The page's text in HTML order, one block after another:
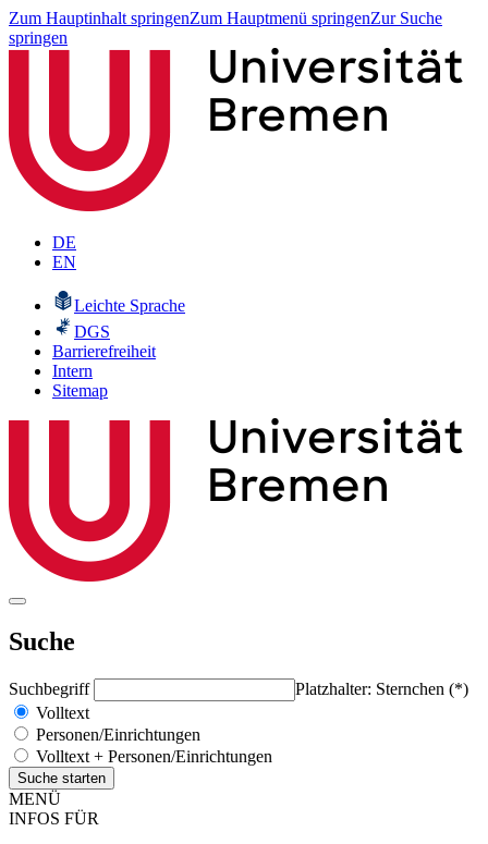
Zum Hauptinhalt springenZum Hauptmenü springenZur Suche
springen
DE
EN
Leichte Sprache
DGS
Barrierefreiheit
Intern
Sitemap
Suche
Suchbegriff
Platzhalter: Sternchen (*)
Volltext
Personen/Einrichtungen
Volltext + Personen/Einrichtungen
MENÜ
INFOS FÜR